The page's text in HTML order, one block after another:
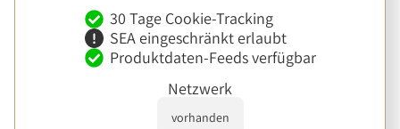
30 Tage Cookie-Tracking
SEA eingeschränkt erlaubt
Produktdaten-Feeds verfügbar
Netzwerk
vorhanden